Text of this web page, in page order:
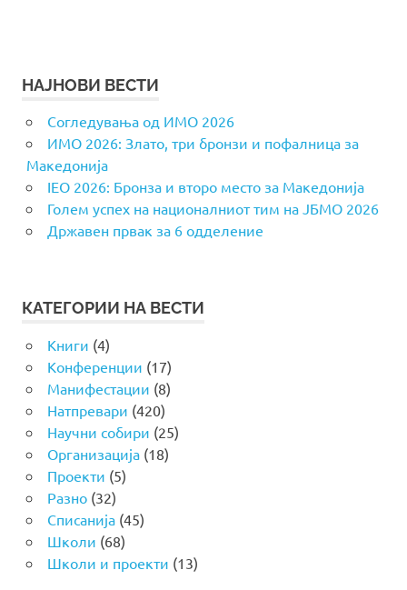
НАЈНОВИ ВЕСТИ
Согледувања од ИМО 2026
ИМО 2026: Злато, три бронзи и пофалница за
Македонија
IEO 2026: Бронза и второ место за Македонија
Голем успех на националниот тим на ЈБМО 2026
Државен првак за 6 одделение
КАТЕГОРИИ НА ВЕСТИ
Книги (4)
Конференции (17)
Манифестации (8)
Натпревари (420)
Научни собири (25)
Организација(18)
Проекти (5)
Разно(32)
Списанија(45)
Школи (68)
Школи и проекти (13)